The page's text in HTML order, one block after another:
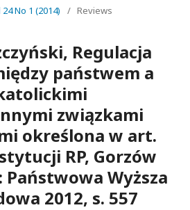
24 No 1 (2014) / Reviews
Regulacja
państwem a
związkami
określona w art.
RP, Gorzów
Wyższa
2012, s. 557